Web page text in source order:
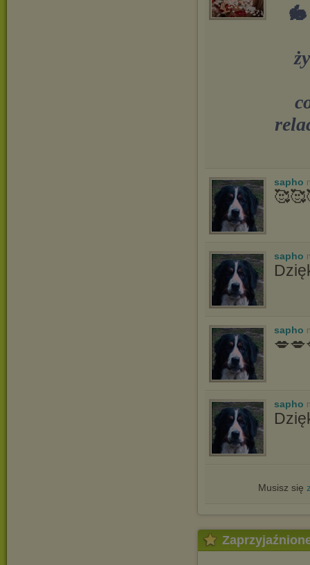
sapho
sapho
sapho
sapho
Musisz się